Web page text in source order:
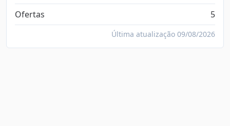
Ofertas
5
Última atualização 09/08/2026